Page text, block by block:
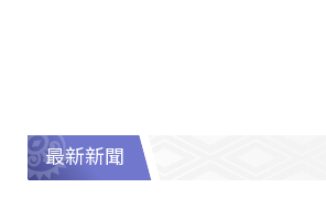
最新新聞